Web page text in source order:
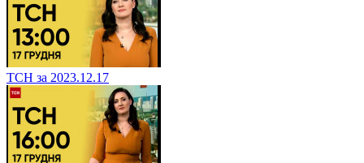
ТСН за 2023.12.17